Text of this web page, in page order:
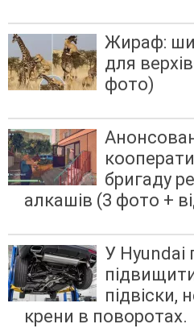
Жираф:
для
фото)
бригаду
алкашів (3 фото +
У Hyundai
підвіски,
крени в поворотах.